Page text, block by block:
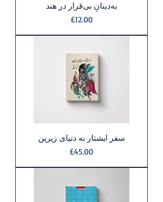
به‌دینانِ بی‌قرار در هند
Price
£12.00
سفر ایشتار به دنیای زیرین
Price
£45.00